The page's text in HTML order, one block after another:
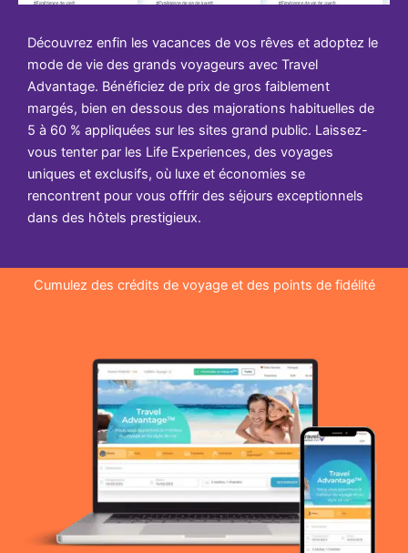
Découvrez enfin les vacances de vos rêves et adoptez le
mode de vie des grands voyageurs avec Travel
Advantage. Bénéficiez de prix de gros faiblement
margés, bien en dessous des majorations habituelles de
5 à 60 % appliquées sur les sites grand public. Laissez-
vous tenter par les Life Experiences, des voyages
uniques et exclusifs, où luxe et économies se
rencontrent pour vous offrir des séjours exceptionnels
dans des hôtels prestigieux.
Cumulez des crédits de voyage et des points de fidélité